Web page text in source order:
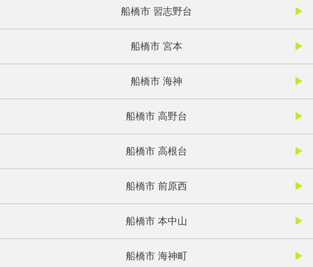
船橋市 習志野台
船橋市 宮本
船橋市 海神
船橋市 高野台
船橋市 高根台
船橋市 前原西
船橋市 本中山
船橋市 海神町